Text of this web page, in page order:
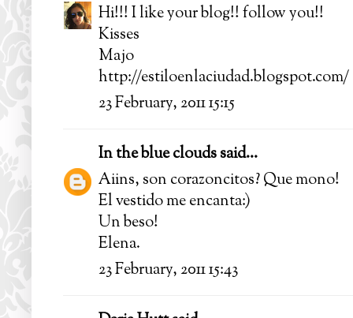
Hi!!! I like your blog!! follow you!!
Kisses
Majo
http://estiloenlaciudad.blogspot.com/
23 February, 2011 15:15
In the blue cloudssaid...
Aiins, son corazoncitos? Que mono!
El vestido me encanta:)
Un beso!
Elena.
23 February, 2011 15:43